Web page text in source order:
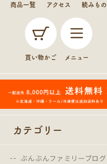
商品一覧 アクセス 読みもの
買い物かご メニュー
カテゴリー
ぶんぶんファミリーブログ